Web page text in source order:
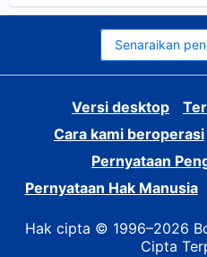
Senaraikan
Versi desktop
Cara kami beroperasi
Pernyataan
Pernyataan Hak Manusia
Hak cipta © 1996–2026
Cipta